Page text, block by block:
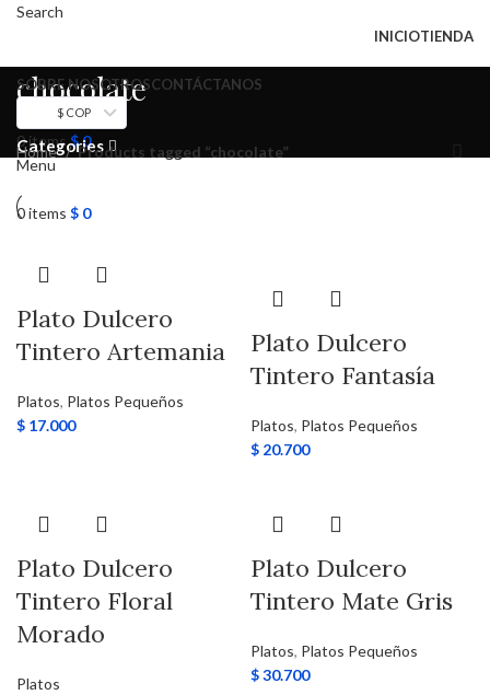
Search
INICIOTIENDA
SOBRE NOSOTROSCONTÁCTANOS
$ COP
0items $0
Menu
0items $ 0
chocolate
Categories
Home Products tagged “chocolate”
Plato Dulcero
Tintero Artemania
Platos, Platos Pequeños
$ 17.000
Plato Dulcero
Tintero Fantasía
Platos, Platos Pequeños
$ 20.700
Plato Dulcero
Tintero Floral
Morado
Platos
Plato Dulcero
Tintero Mate Gris
Platos, Platos Pequeños
$30.700
el mundo